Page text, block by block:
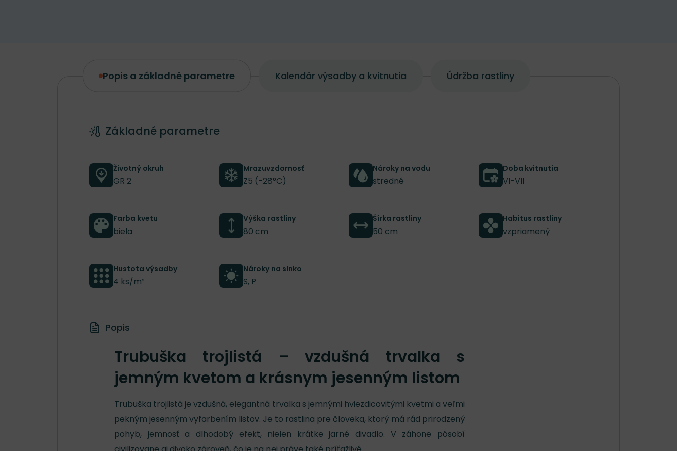
Popis a základné parametre Kalendár výsadby a kvitnutia Údržba rastliny
Popis a základné parametre
Základné parametre
Životný okruh
GR 2
Mrazuvzdornosť
Z5 (-28°C)
Nároky na vodu
stredné
Doba kvitnutia
VI-VII
Farba kvetu
biela
Výška rastliny
80 cm
Šírka rastliny
50 cm
Habitus rastliny
vzpriamený
Hustota výsadby
4 ks/m²
Nároky na slnko
S, P
Popis
Trubuška trojlistá – vzdušná trvalka s
jemným kvetom a krásnym jesenným listom
Trubuška trojlistá je vzdušná, elegantná trvalka s jemnými hviezdicovitými kvetmi a veľmi
pekným jesenným vyfarbením listov. Je to rastlina pre človeka, ktorý má rád prirodzený
pohyb, jemnosť a dlhodobý efekt, nielen krátke jarné divadlo. V záhone pôsobí